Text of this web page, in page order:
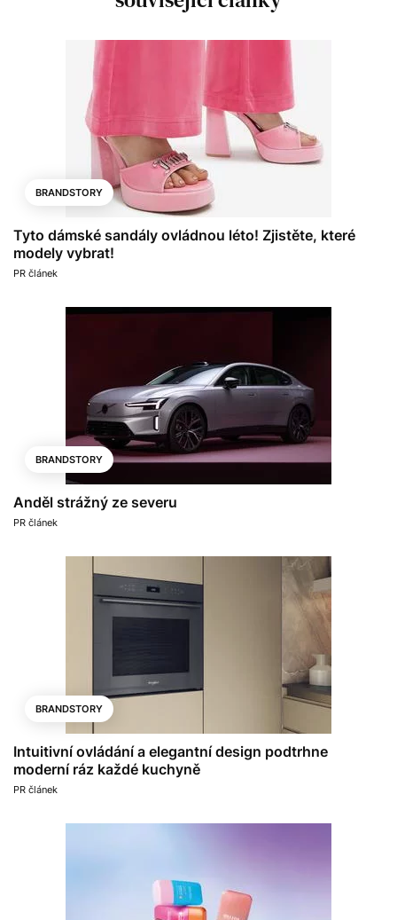
BRANDSTORY
Tyto dámské sandály ovládnou léto! Zjistěte, které
modely vybrat!
PR článek
BRANDSTORY
Anděl strážný ze severu
PR článek
BRANDSTORY
Intuitivní ovládání a elegantní design podtrhne
moderní ráz každé kuchyně
PR článek